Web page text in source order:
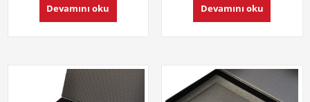
Devamını oku Devamını oku